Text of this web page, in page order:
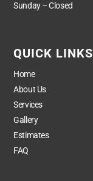
Sunday – Closed
QUICK LINKS
Home
About Us
Services
Gallery
Estimates
FAQ